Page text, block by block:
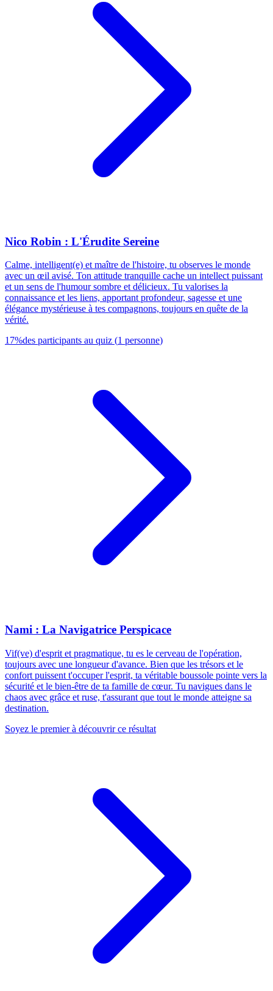
Nico Robin : L'Érudite Sereine
Calme, intelligent(e) et maître de l'histoire, tu observes le monde
avec un œil avisé. Ton attitude tranquille cache un intellect puissant
et un sens de l'humour sombre et délicieux. Tu valorises la
connaissance et les liens, apportant profondeur, sagesse et une
élégance mystérieuse à tes compagnons, toujours en quête de la
vérité.
17%des participants au quiz (1 personne)
Nami : La Navigatrice Perspicace
Vif(ve) d'esprit et pragmatique, tu es le cerveau de l'opération,
toujours avec une longueur d'avance. Bien que les trésors et le
confort puissent t'occuper l'esprit, ta véritable boussole pointe vers la
sécurité et le bien-être de ta famille de cœur. Tu navigues dans le
chaos avec grâce et ruse, t'assurant que tout le monde atteigne sa
destination.
Soyez le premier à découvrir ce résultat